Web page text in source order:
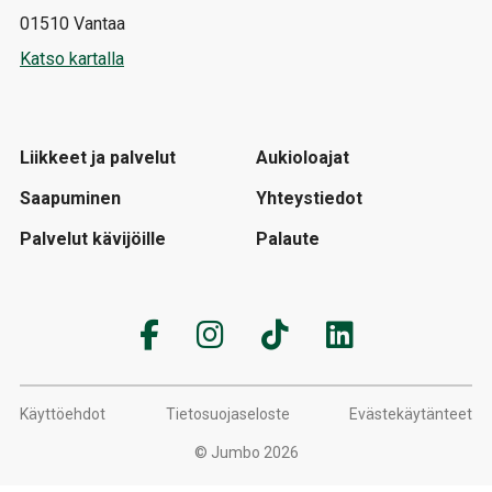
01510 Vantaa
Katso kartalla
Liikkeet ja palvelut
Saapuminen
Palvelut kävijöille
Aukioloajat
Yhteystiedot
Palaute
© Jumbo 2026
Käyttöehdot Tietosuojaseloste Evästekäytänteet